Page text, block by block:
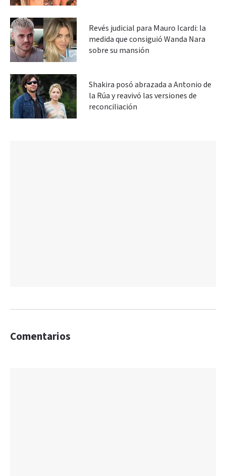
Revés judicial para Mauro Icardi: la
medida que consiguió Wanda Nara
sobre su mansión
Shakira posó abrazada a Antonio de
la Rúa y reavivó las versiones de
reconciliación
Comentarios